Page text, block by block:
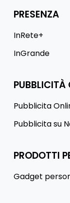
PRESENZA
InRete+
InGrande
PUBBLICITÀ
Pubblicita
Pubblicita su
PRODOTTI
Gadget